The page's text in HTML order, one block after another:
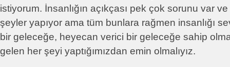
istiyorum. İnsanlığın açıkçası pek çok sorunu var
şeyler yapıyor ama tüm bunlara rağmen insanlığı
bir geleceğe, heyecan verici bir geleceğe sahip
gelen her şeyi yaptığımızdan emin olmalıyız.